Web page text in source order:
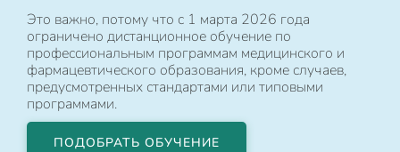
Это важно, потому что с 1 марта 2026 года
ограничено дистанционное обучение по
профессиональным программам медицинского и
фармацевтического образования, кроме случаев,
предусмотренных стандартами или типовыми
программами.
ПОДОБРАТЬ ОБУЧЕНИЕ